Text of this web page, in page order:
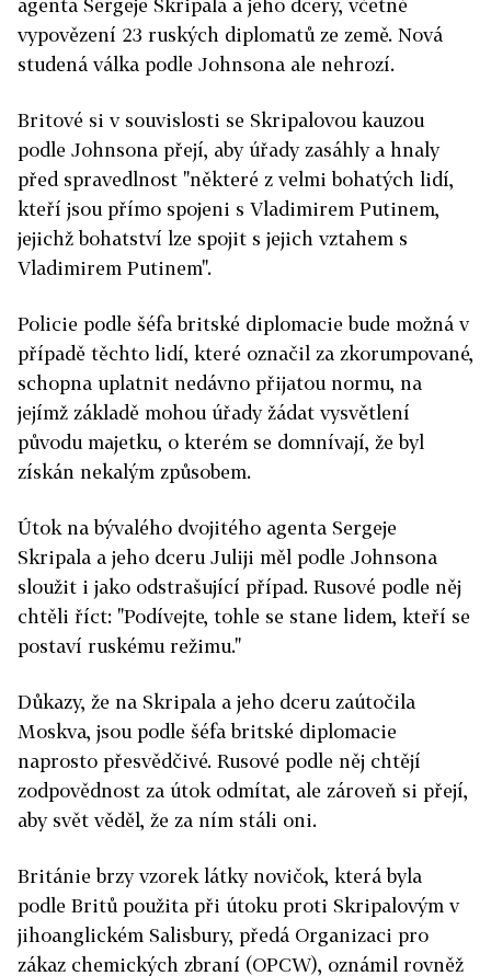
agenta Sergeje Skripala a jeho dcery, včetně
vypovězení 23 ruských diplomatů ze země. Nová
studená válka podle Johnsona ale nehrozí.
Britové si v souvislosti se Skripalovou kauzou
podle Johnsona přejí, aby úřady zasáhly a hnaly
před spravedlnost "některé z velmi bohatých lidí,
kteří jsou přímo spojeni s Vladimirem Putinem,
jejichž bohatství lze spojit s jejich vztahem s
Vladimirem Putinem".
Policie podle šéfa britské diplomacie bude možná v
případě těchto lidí, které označil za zkorumpované,
schopna uplatnit nedávno přijatou normu, na
jejímž základě mohou úřady žádat vysvětlení
původu majetku, o kterém se domnívají, že byl
získán nekalým způsobem.
Útok na bývalého dvojitého agenta Sergeje
Skripala a jeho dceru Juliji měl podle Johnsona
sloužit i jako odstrašující případ. Rusové podle něj
chtěli říct: "Podívejte, tohle se stane lidem, kteří se
postaví ruskému režimu."
Důkazy, že na Skripala a jeho dceru zaútočila
Moskva, jsou podle šéfa britské diplomacie
naprosto přesvědčivé. Rusové podle něj chtějí
zodpovědnost za útok odmítat, ale zároveň si přejí,
aby svět věděl, že za ním stáli oni.
Británie brzy vzorek látky novičok, která byla
podle Britů použita při útoku proti Skripalovým v
jihoanglickém Salisbury, předá Organizaci pro
zákaz chemických zbraní (OPCW), oznámil rovněž